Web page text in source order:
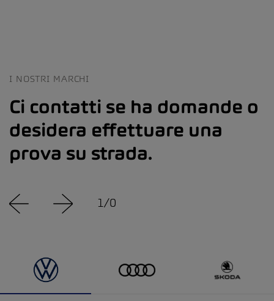
I NOSTRI MARCHI
Ci contatti se ha domande o
desidera effettuare una
prova su strada.
1/0